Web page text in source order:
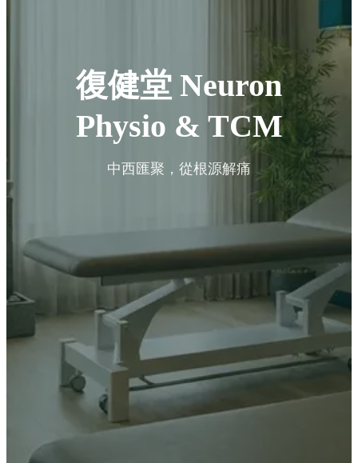
復健堂 Neuron
Physio & TCM
中西匯聚，從根源解痛